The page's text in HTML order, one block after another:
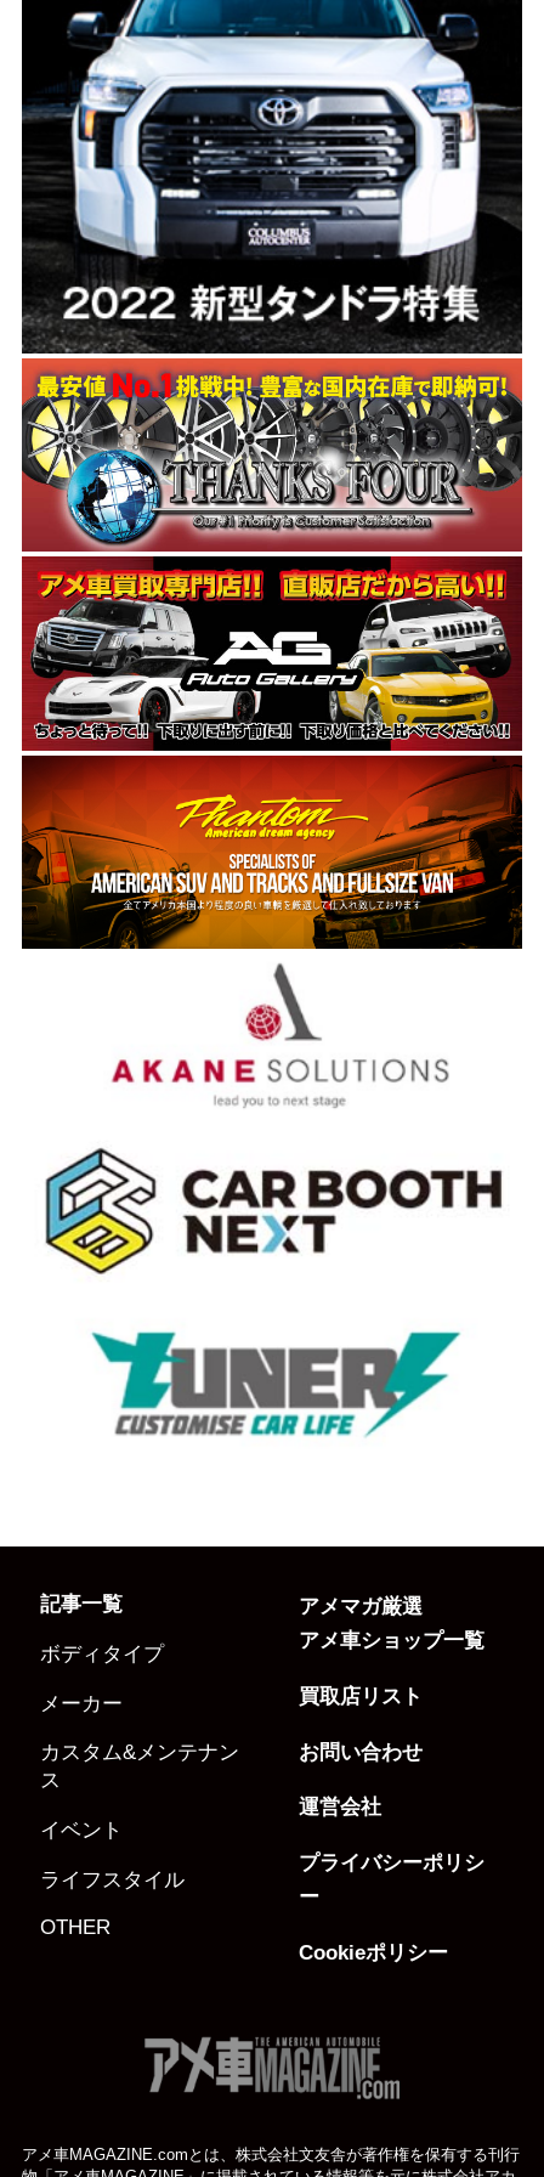
記事一覧
ボディタイプ
メーカー
カスタム&メンテナン
ス
イベント
ライフスタイル
OTHER
アメマガ厳選
アメ車ショップ一覧
買取店リスト
お問い合わせ
運営会社
プライバシーポリシ
ー
Cookieポリシー
アメ車MAGAZINE.comとは、株式会社文友舎が著作権を保有する刊行